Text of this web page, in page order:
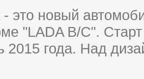
это новый
"LADA B/C".
2015 года. Над